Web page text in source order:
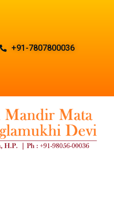
+91-7807800036